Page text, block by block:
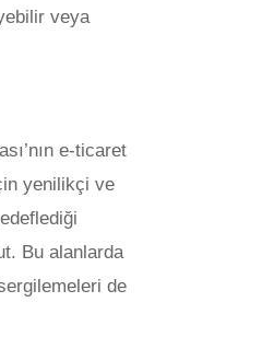
veya
e-ticaret
yenilikçi ve
Bu alanlarda
de